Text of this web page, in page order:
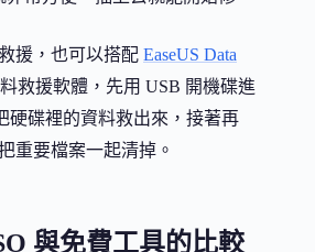
援，也可以搭配 EaseUS Data
救援軟體，先用 USB 開機碟進
硬碟裡的資料救出來，接著再
重要檔案一起清掉。
與免費工具的比較